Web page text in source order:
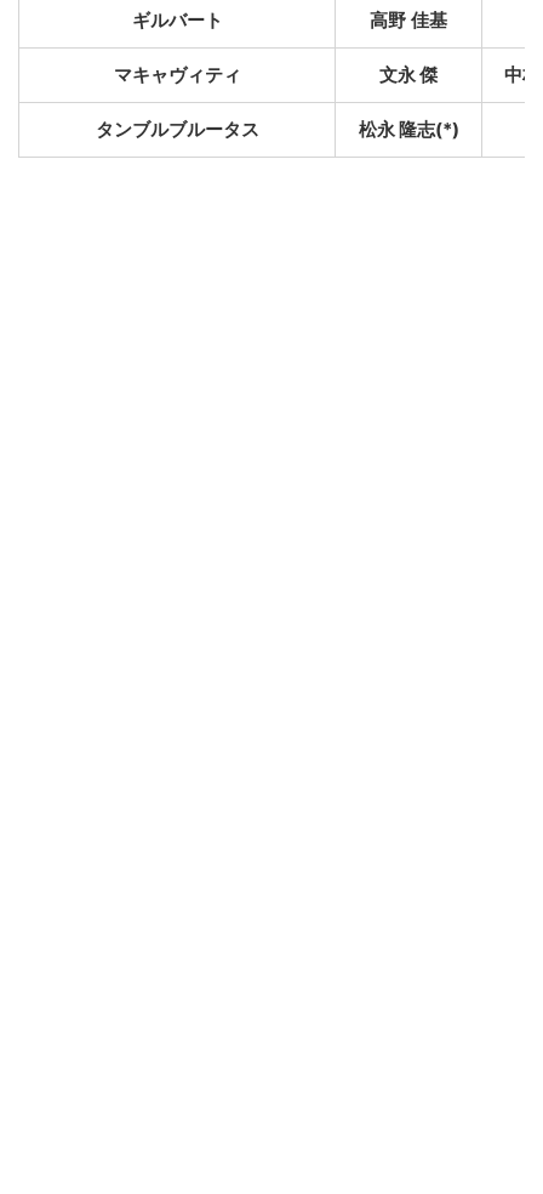
ギルバート 高野 佳基
マキャヴィティ 文永 傑 中
タンブルブルータス 松永 隆志(*)